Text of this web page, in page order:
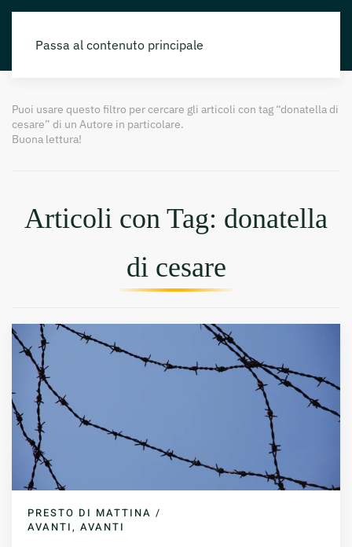
Passa al contenuto principale
Puoi usare questo filtro per cercare gli articoli con tag “donatella di
cesare” di un Autore in particolare.
Buona lettura!
Articoli con Tag: donatella
di cesare
PRESTO DI MATTINA /
AVANTI, AVANTI